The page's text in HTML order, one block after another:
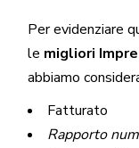
Per evidenziare
le migliori
abbiamo
Fatturato
Rapporto